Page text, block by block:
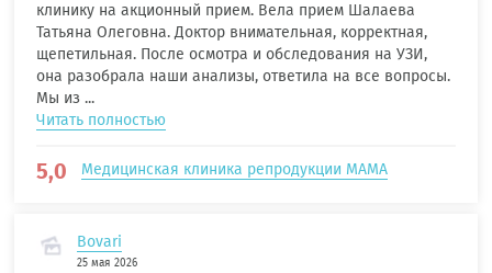
клинику на акционный прием. Вела прием Шалаева
Татьяна Олеговна. Доктор внимательная, корректная,
щепетильная. После осмотра и обследования на УЗИ,
она разобрала наши анализы, ответила на все вопросы.
Мы из ...
Читать полностью
5,0 Медицинская клиника репродукции МАМА
Bovari
25 мая 2026